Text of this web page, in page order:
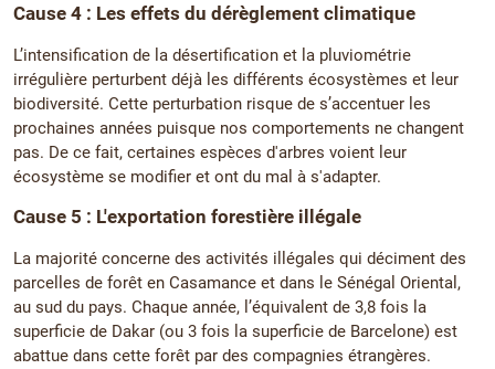
Cause 4 : Les effets du dérèglement climatique
L’intensification de la désertification et la pluviométrie
irrégulière perturbent déjà les différents écosystèmes et leur
biodiversité. Cette perturbation risque de s’accentuer les
prochaines années puisque nos comportements ne changent
pas. De ce fait, certaines espèces d'arbres voient leur
écosystème se modifier et ont du mal à s'adapter.
Cause 5 : L'exportation forestière illégale
La majorité concerne des activités illégales qui déciment des
parcelles de forêt en Casamance et dans le Sénégal Oriental,
au sud du pays. Chaque année, l’équivalent de 3,8 fois la
superficie de Dakar (ou 3 fois la superficie de Barcelone) est
abattue dans cette forêt par des compagnies étrangères.